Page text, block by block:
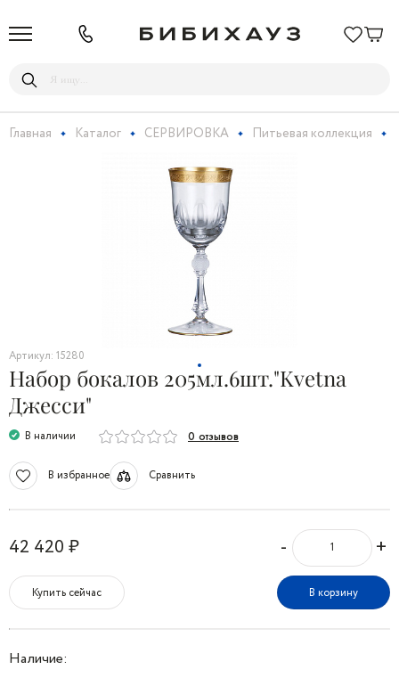
Главная Каталог СЕРВИРОВКА Питьевая коллекция
Артикул: 15280
Набор бокалов 205мл.6шт."Kvetna
Джесси"
В наличии 0 отзывов
В избранное Сравнить
42 420 ₽ - +
Купить сейчас В корзину
Наличие: